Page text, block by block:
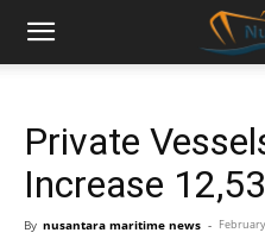
Private
Increase
By nusantara maritime news -